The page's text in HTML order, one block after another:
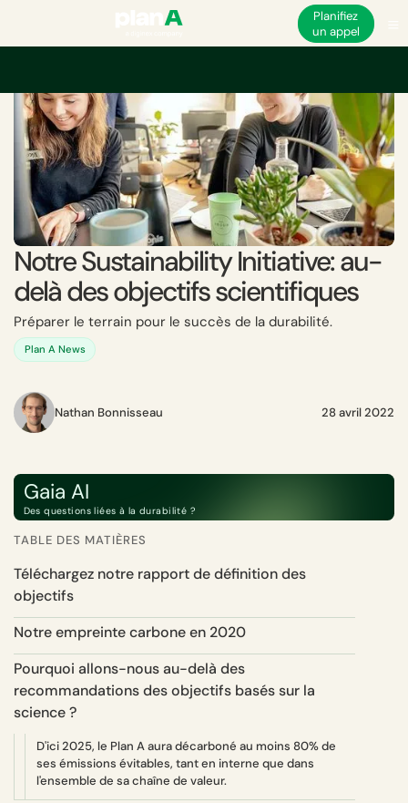
Planifiez
un appel
Notre Sustainability Initiative: au-
delà des objectifs scientifiques
Préparer le terrain pour le succès de la durabilité.
Plan A News
Nathan Bonnisseau 28 avril 2022
Gaia AI
Des questions liées à la durabilité ?
TABLE DES MATIÈRES
Téléchargez notre rapport de définition des
objectifs
Notre empreinte carbone en 2020
Pourquoi allons-nous au-delà des
recommandations des objectifs basés sur la
science ?
D'ici 2025, le Plan A aura décarboné au moins 80% de
ses émissions évitables, tant en interne que dans
l'ensemble de sa chaîne de valeur.